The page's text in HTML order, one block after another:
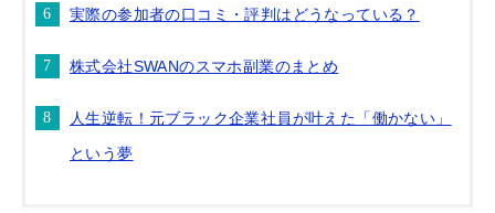
実際の参加者の口コミ・評判はどうなっている？
株式会社SWANのスマホ副業のまとめ
人生逆転！元ブラック企業社員が叶えた「働かない」
という夢